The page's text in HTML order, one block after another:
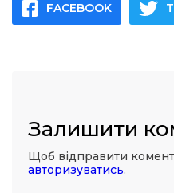
FACEBOOK
Залишити
Щоб відправити
авторизуватись.